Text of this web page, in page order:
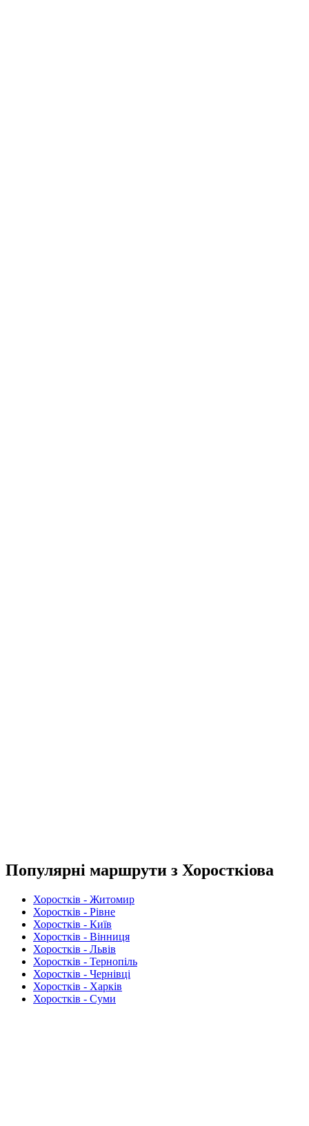
Популярні маршрути з Хоросткіова
Хоростків - Житомир
Хоростків - Рівне
Хоростків - Київ
Хоростків - Вінниця
Хоростків - Львів
Хоростків - Тернопіль
Хоростків - Чернівці
Хоростків - Харків
Хоростків - Суми